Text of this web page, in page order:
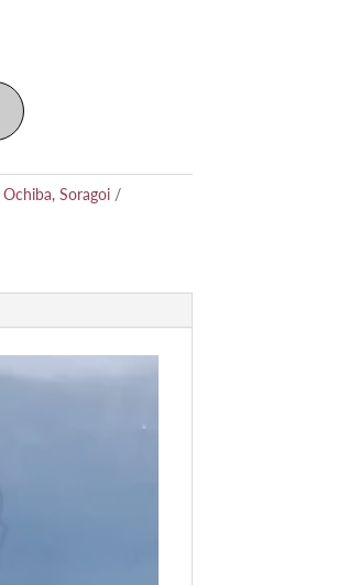
Ochiba, Soragoi